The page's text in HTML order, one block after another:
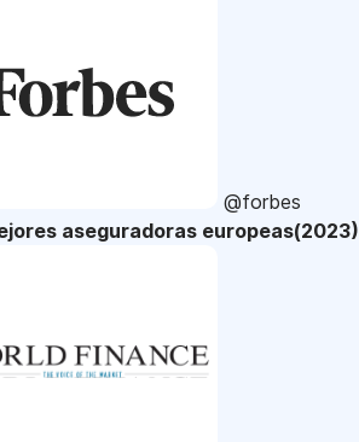
@forbes
aseguradoras europeas(2023)